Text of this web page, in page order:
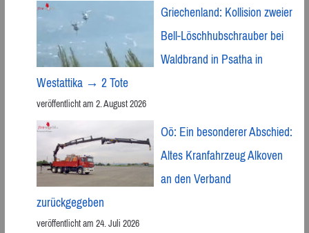
Griechenland: Kollision zweier
Bell-Löschhubschrauber bei
Waldbrand in Psatha in
Westattika → 2 Tote
veröffentlicht am 2. August 2026
Oö: Ein besonderer Abschied:
Altes Kranfahrzeug Alkoven
an den Verband
zurückgegeben
veröffentlicht am 24. Juli 2026